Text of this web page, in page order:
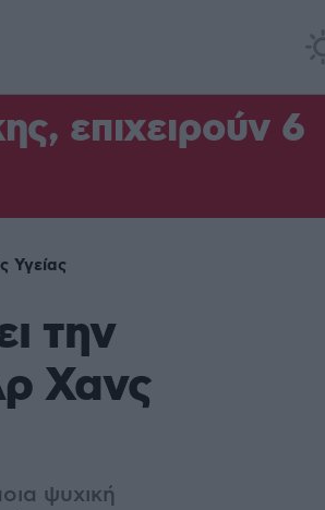
επιχειρούν 6
Υγείας
την
Χανς
ψυχική